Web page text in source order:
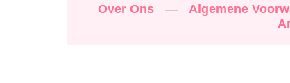
Over Ons — Algemene